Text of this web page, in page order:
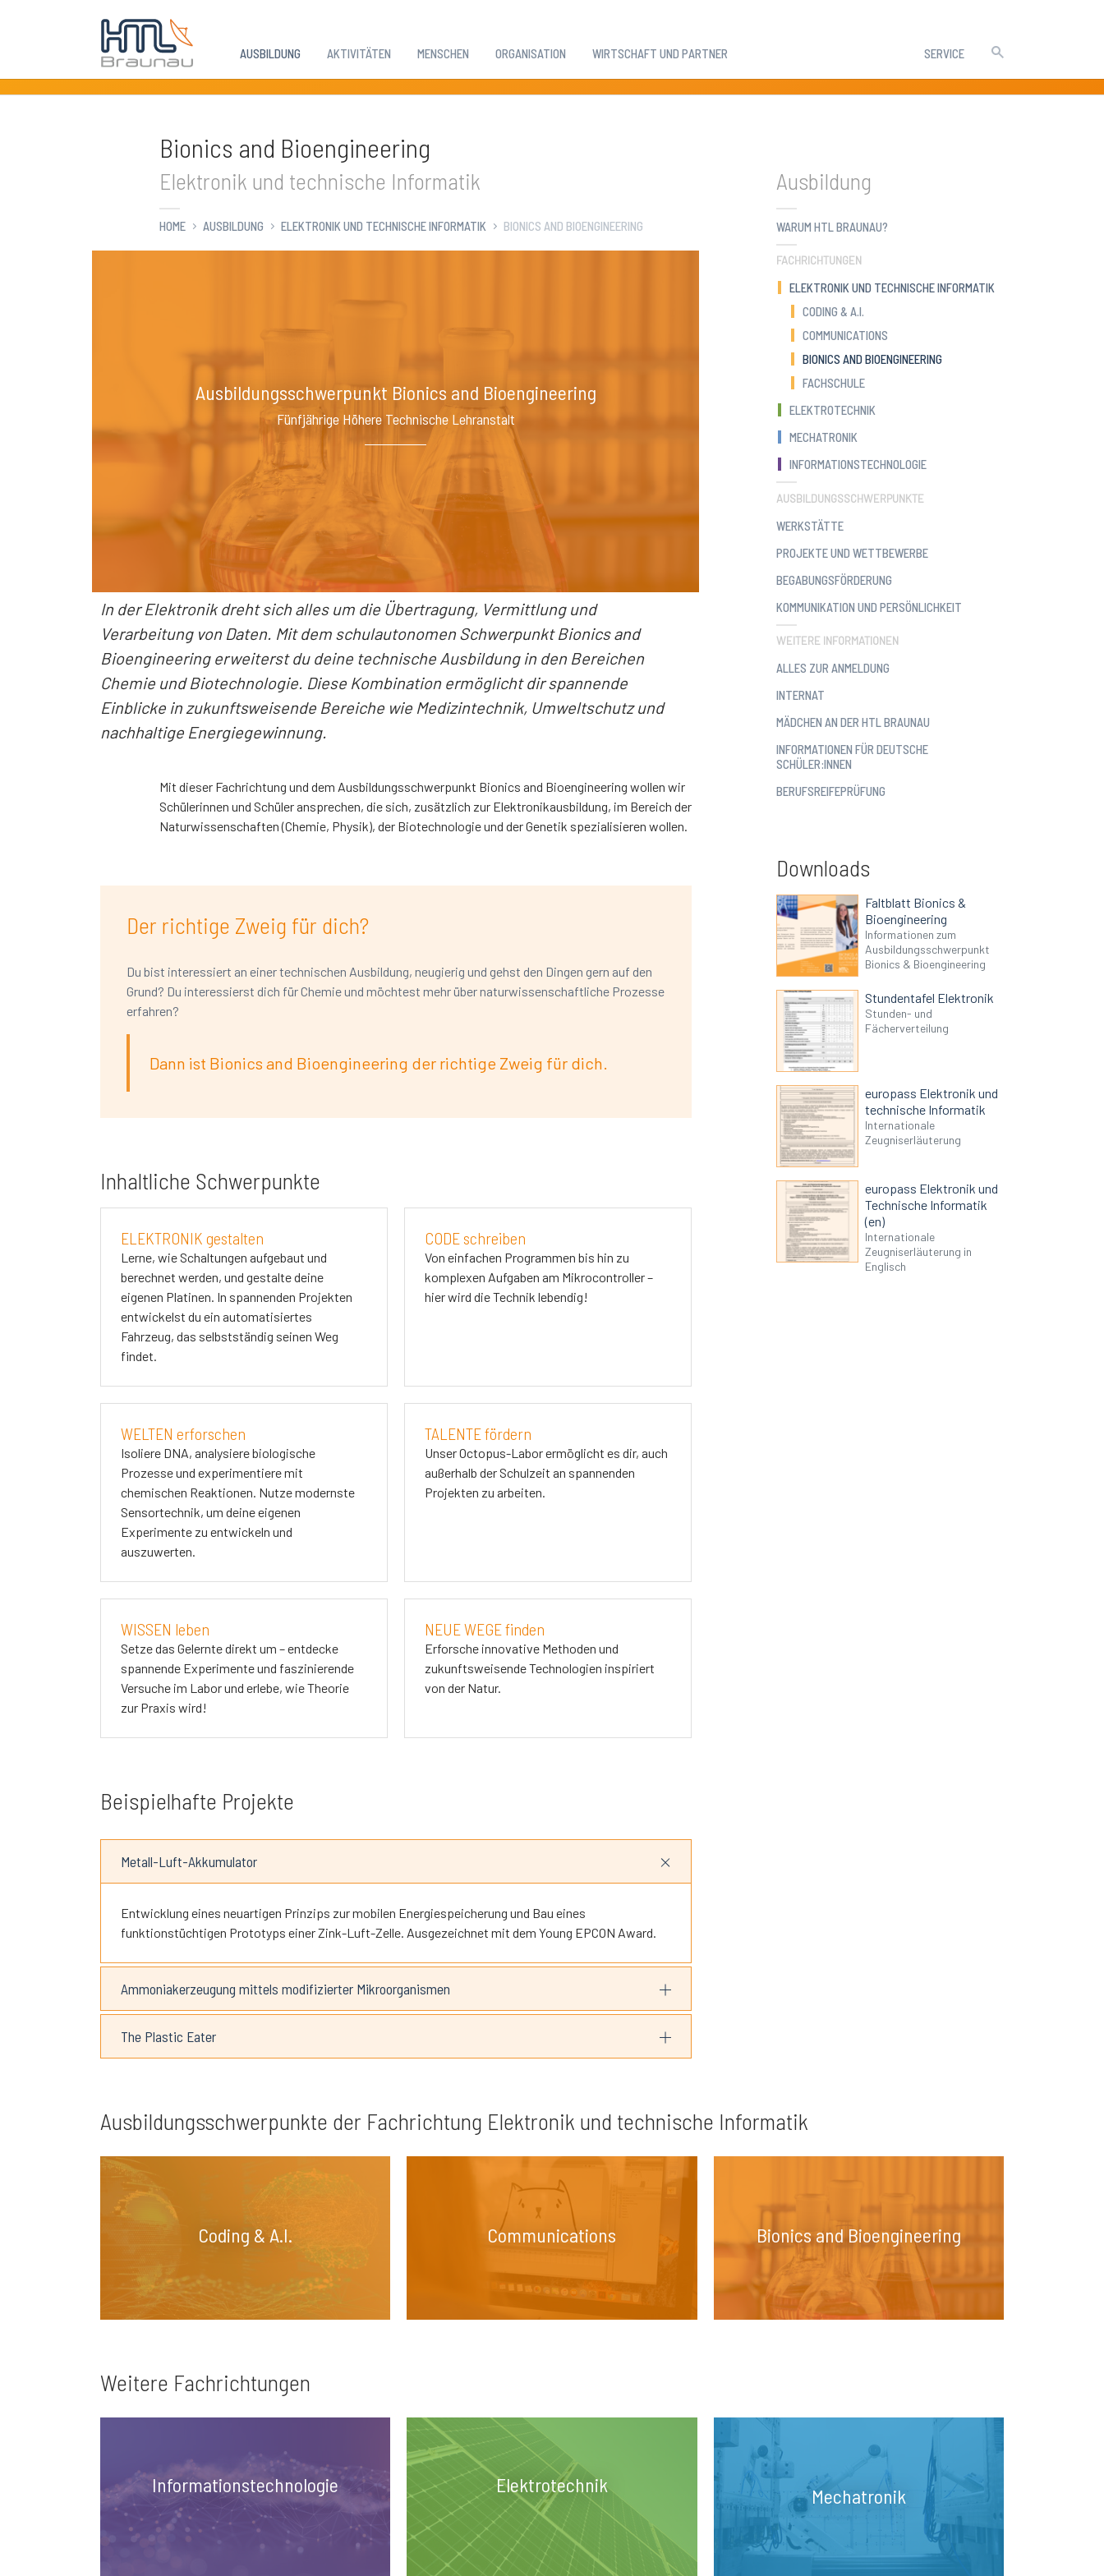
AUSBILDUNG AKTIVITÄTEN MENSCHEN ORGANISATION WIRTSCHAFT UND PARTNER SERVICE
Bionics and Bioengineering
Elektronik und technische Informatik
HOME AUSBILDUNG ELEKTRONIK UND TECHNISCHE INFORMATIK BIONICS AND BIOENGINEERING
Ausbildungsschwerpunkt Bionics and Bioengineering
Fünfjährige Höhere Technische Lehranstalt
In der Elektronik dreht sich alles um die Übertragung, Vermittlung und
Verarbeitung von Daten. Mit dem schulautonomen Schwerpunkt Bionics and
Bioengineering erweiterst du deine technische Ausbildung in den Bereichen
Chemie und Biotechnologie. Diese Kombination ermöglicht dir spannende
Einblicke in zukunftsweisende Bereiche wie Medizintechnik, Umweltschutz und
nachhaltige Energiegewinnung.
Mit dieser Fachrichtung und dem Ausbildungsschwerpunkt Bionics and Bioengineering wollen wir
Schülerinnen und Schüler ansprechen, die sich, zusätzlich zur Elektronikausbildung, im Bereich der
Naturwissenschaften (Chemie, Physik), der Biotechnologie und der Genetik spezialisieren wollen.
Der richtige Zweig für dich?
Du bist interessiert an einer technischen Ausbildung, neugierig und gehst den Dingen gern auf den
Grund? Du interessierst dich für Chemie und möchtest mehr über naturwissenschaftliche Prozesse
erfahren?
Dann ist Bionics and Bioengineering der richtige Zweig für dich.
Inhaltliche Schwerpunkte
ELEKTRONIK gestalten
Lerne, wie Schaltungen aufgebaut und
berechnet werden, und gestalte deine
eigenen Platinen. In spannenden Projekten
entwickelst du ein automatisiertes
Fahrzeug, das selbstständig seinen Weg
findet.
CODE schreiben
Von einfachen Programmen bis hin zu
komplexen Aufgaben am Mikrocontroller –
hier wird die Technik lebendig!
WELTEN erforschen
Isoliere DNA, analysiere biologische
Prozesse und experimentiere mit
chemischen Reaktionen. Nutze modernste
Sensortechnik, um deine eigenen
Experimente zu entwickeln und
auszuwerten.
TALENTE fördern
Unser Octopus-Labor ermöglicht es dir, auch
außerhalb der Schulzeit an spannenden
Projekten zu arbeiten.
WISSEN leben
Setze das Gelernte direkt um – entdecke
spannende Experimente und faszinierende
Versuche im Labor und erlebe, wie Theorie
zur Praxis wird!
NEUE WEGE finden
Erforsche innovative Methoden und
zukunftsweisende Technologien inspiriert
von der Natur.
Beispielhafte Projekte
Metall-Luft-Akkumulator
Entwicklung eines neuartigen Prinzips zur mobilen Energiespeicherung und Bau eines
funktionstüchtigen Prototyps einer Zink-Luft-Zelle. Ausgezeichnet mit dem Young EPCON Award.
Ammoniakerzeugung mittels modifizierter Mikroorganismen
The Plastic Eater
Ausbildung
WARUM HTL BRAUNAU?
FACHRICHTUNGEN
ELEKTRONIK UND TECHNISCHE INFORMATIK
CODING & A.I.
COMMUNICATIONS
BIONICS AND BIOENGINEERING(CURRENT)
FACHSCHULE
ELEKTROTECHNIK
MECHATRONIK
INFORMATIONSTECHNOLOGIE
AUSBILDUNGSSCHWERPUNKTE
WERKSTÄTTE
PROJEKTE UND WETTBEWERBE
BEGABUNGSFÖRDERUNG
KOMMUNIKATION UND PERSÖNLICHKEIT
WEITERE INFORMATIONEN
ALLES ZUR ANMELDUNG
INTERNAT
MÄDCHEN AN DER HTL BRAUNAU
INFORMATIONEN FÜR DEUTSCHE
SCHÜLER:INNEN
BERUFSREIFEPRÜFUNG
Downloads
Faltblatt Bionics &
Bioengineering
Informationen zum
Ausbildungsschwerpunkt
Bionics & Bioengineering
Stundentafel Elektronik
Stunden- und
Fächerverteilung
europass Elektronik und
technische Informatik
Internationale
Zeugniserläuterung
europass Elektronik und
Technische Informatik
(en)
Internationale
Zeugniserläuterung in
Englisch
Ausbildungsschwerpunkte der Fachrichtung Elektronik und technische Informatik
Coding & A.I. Communications Bionics and Bioengineering
Weitere Fachrichtungen
Informationstechnologie Elektrotechnik Mechatronik